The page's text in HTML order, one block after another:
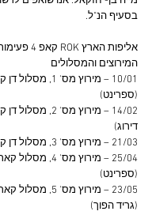
בסעיף הנ"ל.
המירוצים והמסלולים
10/01 – מירוץ מס' 1,
(ספרינט)
14/02 – מירוץ מס'
דירוג)
21/03 – מירוץ מס' 3, מסלול דן קארטינג רמלה (6-66)
25/04 – מירוץ מס'
(ספרינט)
23/05 – מירוץ מס'
(גריד הפוך)